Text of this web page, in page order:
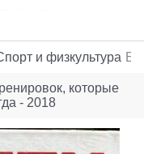
и физкультура
которые
- 2018